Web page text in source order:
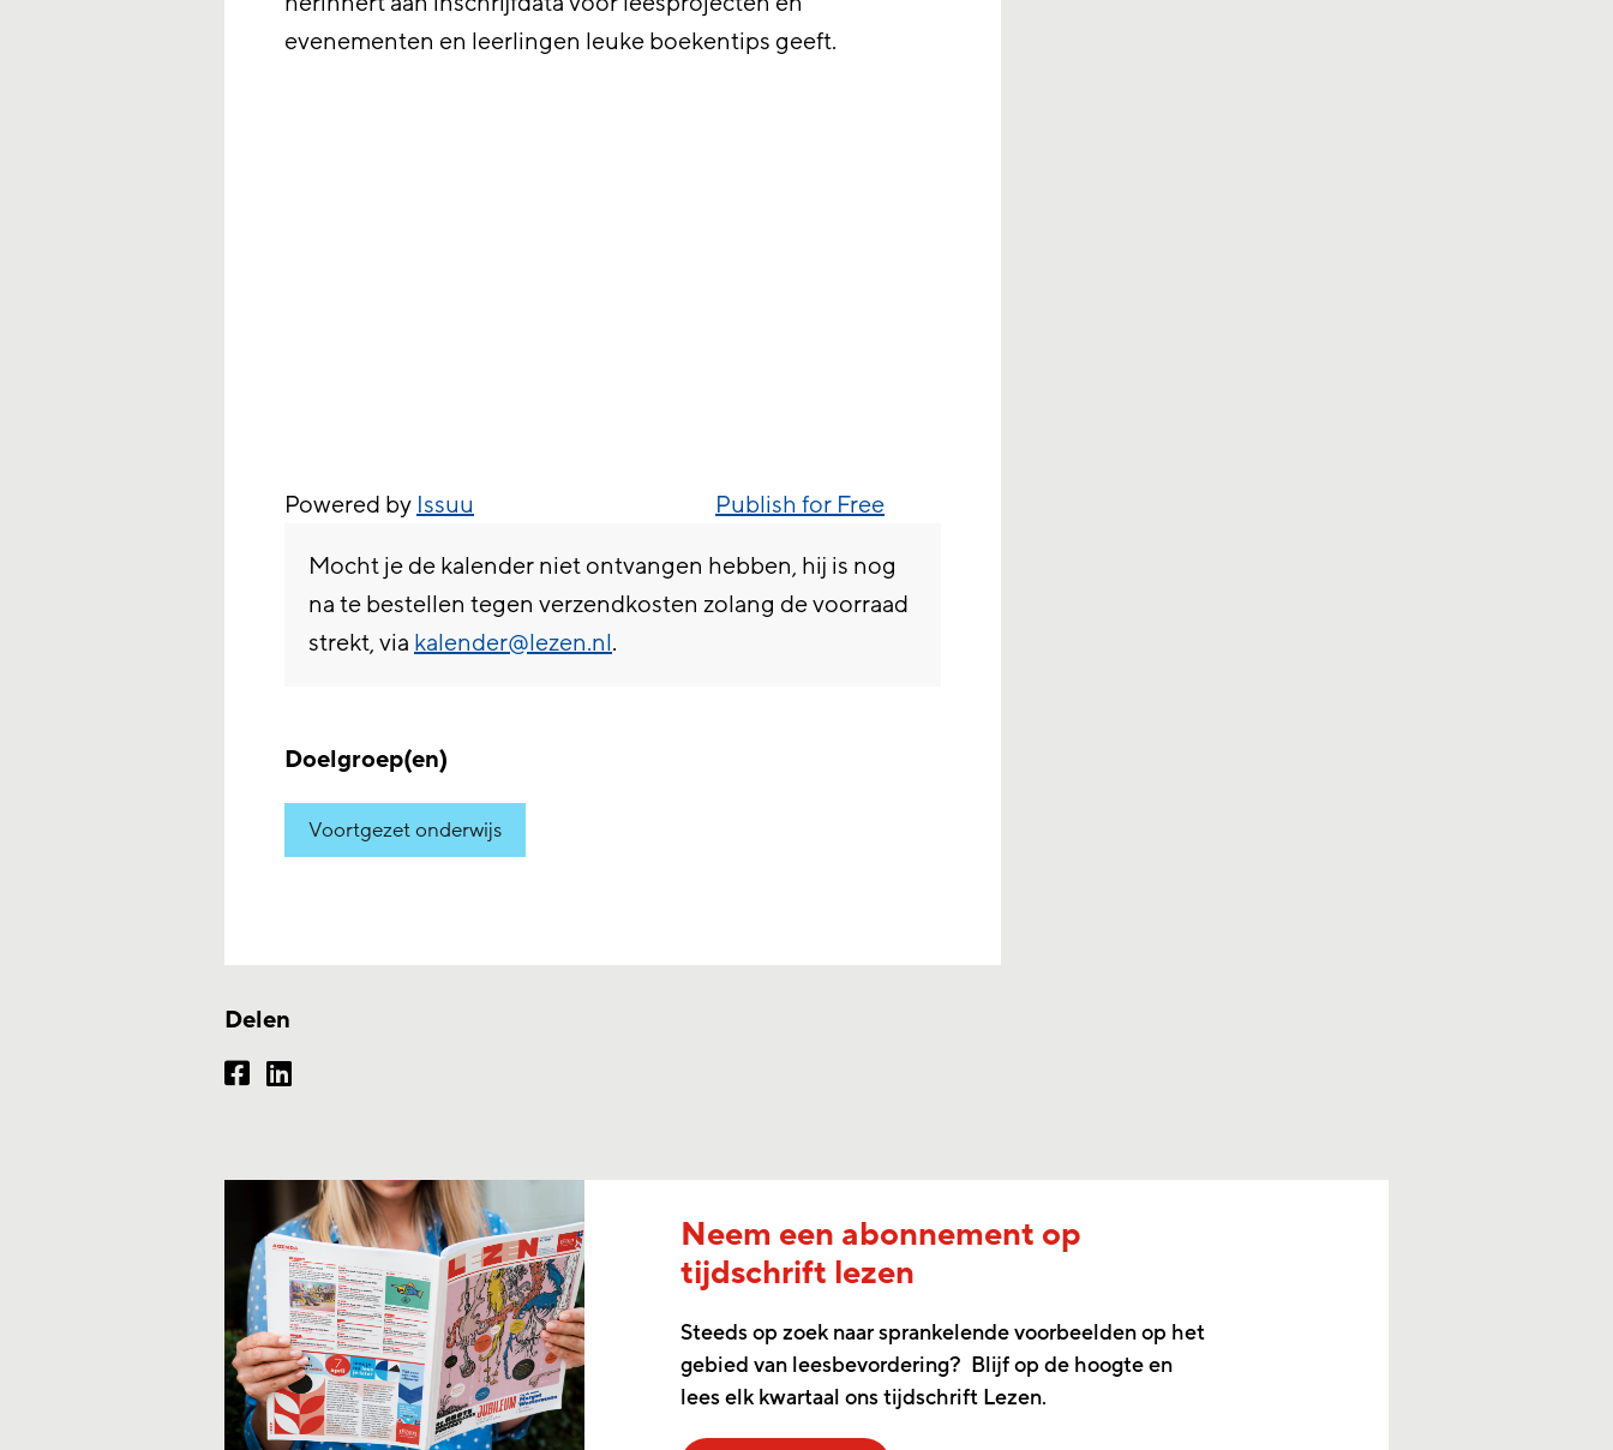
evenementen en leerlingen leuke boekentips geeft.
Powered by Issuu
Publish for Free
Mocht je de kalender niet ontvangen hebben, hij is nog
na te bestellen tegen verzendkosten zolang de voorraad
strekt, via kalender@lezen.nl.
Doelgroep(en)
Voortgezet onderwijs
Delen
Neem een abonnement op
tijdschrift lezen
Steeds op zoek naar sprankelende voorbeelden op het
gebied van leesbevordering? Blijf op de hoogte en
lees elk kwartaal ons tijdschrift Lezen.